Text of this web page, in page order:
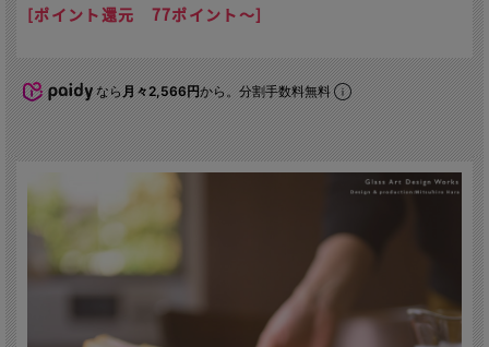
[ポイント還元 77ポイント～]
なら月々2,566円から。分割手数料無料